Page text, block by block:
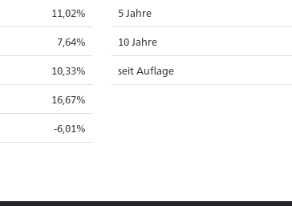
11,02%
7,64%
10,33%
16,67%
-6,01%
5 Jahre
10 Jahre
seit Auflage